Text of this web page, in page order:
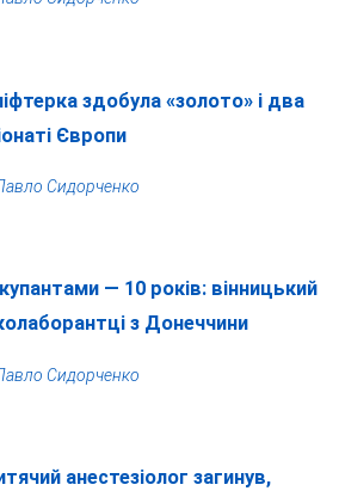
здобула «золото» і два
Європи
Сидорченко
— 10 років: вінницький
з Донеччини
Сидорченко
анестезіолог загинув,